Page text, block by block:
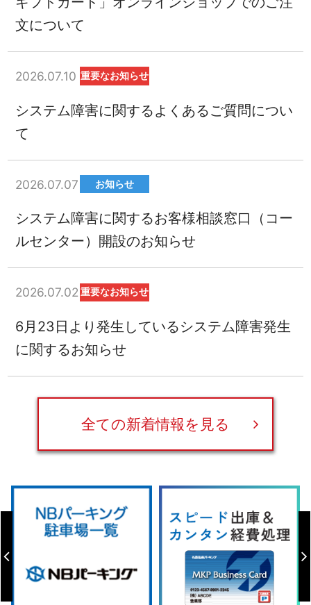
文について
2026.07.10 重要なお知らせ
システム障害に関するよくあるご質問につい
て
2026.07.07 お知らせ
システム障害に関するお客様相談窓口（コー
ルセンター）開設のお知らせ
2026.07.02 重要なお知らせ
6月23日より発生しているシステム障害発生
に関するお知らせ
全ての新着情報を見る